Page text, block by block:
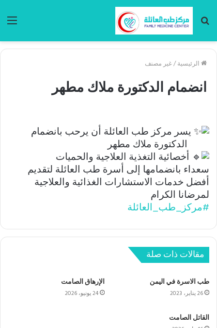
بحث
عن
الرئيسية/غير مصنف
انضمام الدكتورة ملاك مطهر
يسر مركز طب العائلة أن يرحب بانضمام
الدكتورة ملاك مطهر
أخصائية التغذية العلاجية والحميات
سعداء بانضمامها إلى أسرة طب العائلة لتقديم
أفضل خدمات الاستشارات الغذائية والعلاجية
لمرضانا الكرام
#مركز_طب_العائلة
مقالات ذات صلة
طب الاسرة في اليمن
26 يناير، 2023
الإرهاق الصامت
24 يونيو، 2026
القاتل الصامت